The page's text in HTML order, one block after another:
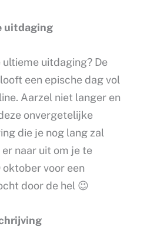
uitdaging
uitdaging? De
een epische dag vol
Aarzel niet langer en
onvergetelijke
die je nog lang zal
naar uit om je te
voor een
door de hel 😉